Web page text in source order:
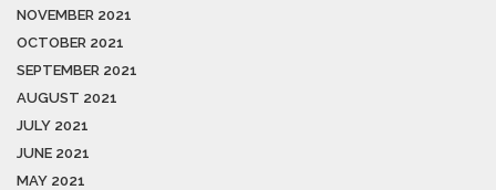
NOVEMBER 2021
OCTOBER 2021
SEPTEMBER 2021
AUGUST 2021
JULY 2021
JUNE 2021
MAY 2021